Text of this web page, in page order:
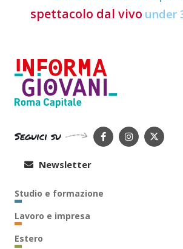
spettacolo dal vivo under
Seguici su
Newsletter
Studio e formazione
Lavoro e impresa
Estero